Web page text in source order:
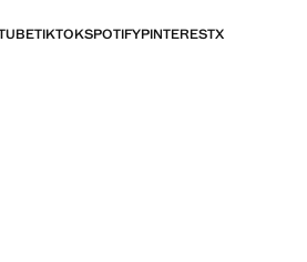
TIKTOKSPOTIFYPINTERESTX